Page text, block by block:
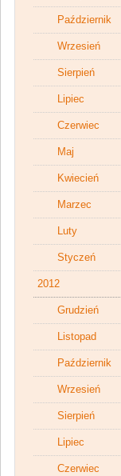
Październik
Wrzesień
Sierpień
Lipiec
Czerwiec
Maj
Kwiecień
Marzec
Luty
Styczeń
2012
Grudzień
Listopad
Październik
Wrzesień
Sierpień
Lipiec
Czerwiec